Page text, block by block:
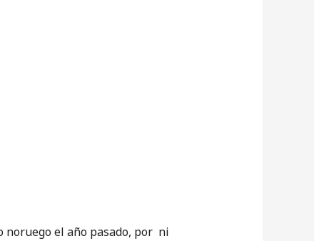
noruego el año pasado, por ni